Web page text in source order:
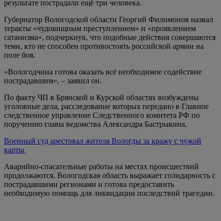
результате пострадали ещё три человека.
Губернатор Вологодской области Георгий Филимонов назвал
теракты «чудовищным преступлением» и «проявлением
сатанизма», подчеркнув, что подобные действия совершаются
теми, кто не способен противостоять российской армии на
поле боя.
«Вологодчина готова оказать всё необходимое содействие
пострадавшим», – заявил он.
По факту ЧП в Брянской и Курской областях возбуждены
уголовные дела, расследование которых передано в Главное
следственное управление Следственного комитета РФ по
поручению главы ведомства Александра Бастрыкина.
Военный суд арестовал жителя Вологды за кражу с чужой
карты
Аварийно-спасательные работы на местах происшествий
продолжаются. Вологодская область выражает солидарность с
пострадавшими регионами и готова предоставить
необходимую помощь для ликвидации последствий трагедии.